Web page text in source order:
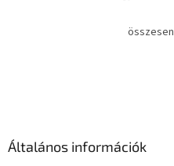
összesen
Általános információk